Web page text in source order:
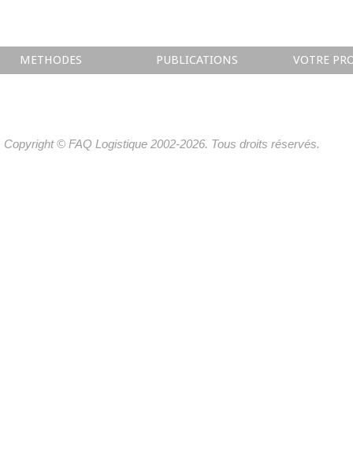
METHODES PUBLICATIONS VOTRE
Copyright © FAQ Logistique 2002-2026. Tous droits réservés.